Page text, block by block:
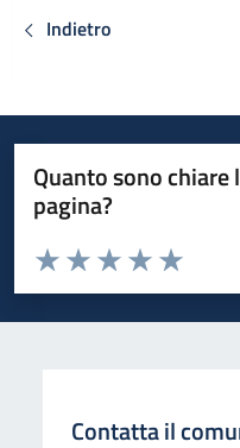
Indietro
Quanto sono
pagina?
Valuta da 1 a 5 stelle la pagina
Valuta 5
Valuta 4
Valuta 3 stelle su
Valuta 2 stelle su 5
Valuta 1 stelle su 5
Contatta il